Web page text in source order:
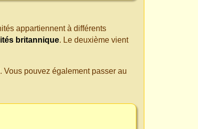
appartiennent à différents
britannique. Le deuxième vient
pouvez également passer au